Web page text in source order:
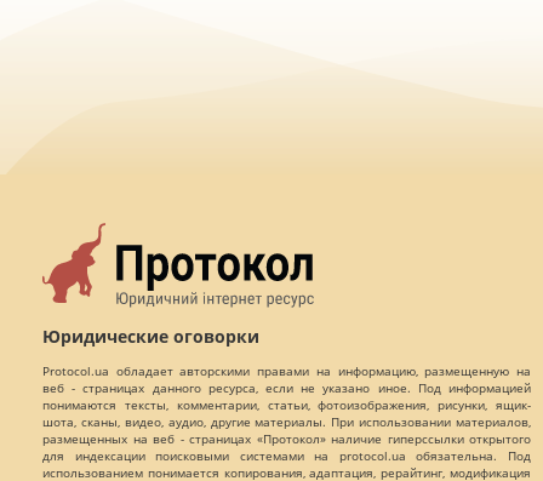
Юридические оговорки
Protocol.ua обладает авторскими правами на информацию, размещенную на
веб - страницах данного ресурса, если не указано иное. Под информацией
понимаются тексты, комментарии, статьи, фотоизображения, рисунки, ящик-
шота, сканы, видео, аудио, другие материалы. При использовании материалов,
размещенных на веб - страницах «Протокол» наличие гиперссылки открытого
для индексации поисковыми системами на protocol.ua обязательна. Под
использованием понимается копирования, адаптация, рерайтинг, модификация